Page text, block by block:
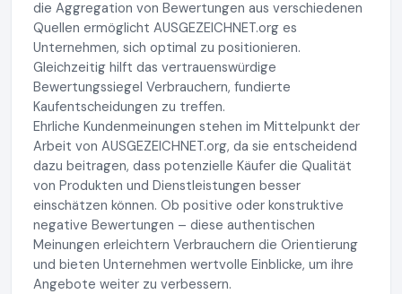
die Aggregation von Bewertungen aus verschiedenen
Quellen ermöglicht AUSGEZEICHNET.org es
Unternehmen, sich optimal zu positionieren.
Gleichzeitig hilft das vertrauenswürdige
Bewertungssiegel Verbrauchern, fundierte
Kaufentscheidungen zu treffen.
Ehrliche Kundenmeinungen stehen im Mittelpunkt der
Arbeit von AUSGEZEICHNET.org, da sie entscheidend
dazu beitragen, dass potenzielle Käufer die Qualität
von Produkten und Dienstleistungen besser
einschätzen können. Ob positive oder konstruktive
negative Bewertungen – diese authentischen
Meinungen erleichtern Verbrauchern die Orientierung
und bieten Unternehmen wertvolle Einblicke, um ihre
Angebote weiter zu verbessern.